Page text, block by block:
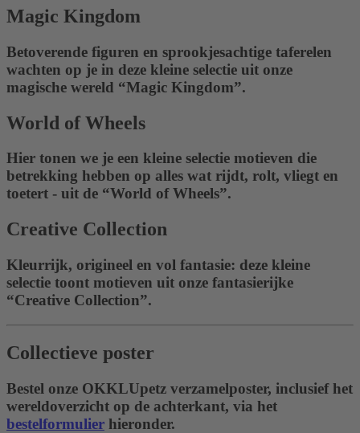
Magic Kingdom
Betoverende figuren en sprookjesachtige taferelen
wachten op je in deze kleine selectie uit onze
magische wereld “Magic Kingdom”.
World of Wheels
Hier tonen we je een kleine selectie motieven die
betrekking hebben op alles wat rijdt, rolt, vliegt en
toetert - uit de “World of Wheels”.
Creative Collection
Kleurrijk, origineel en vol fantasie: deze kleine
selectie toont motieven uit onze fantasierijke
“Creative Collection”.
Collectieve poster
Bestel onze OKKLUpetz verzamelposter, inclusief het
wereldoverzicht op de achterkant, via het
bestelformulier hieronder.